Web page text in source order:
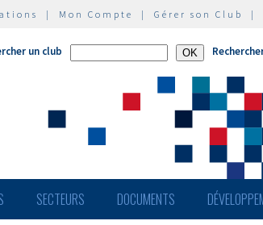
| Mon Compte | Gérer son Club |
un club
SECTEURS DOCUMENTS